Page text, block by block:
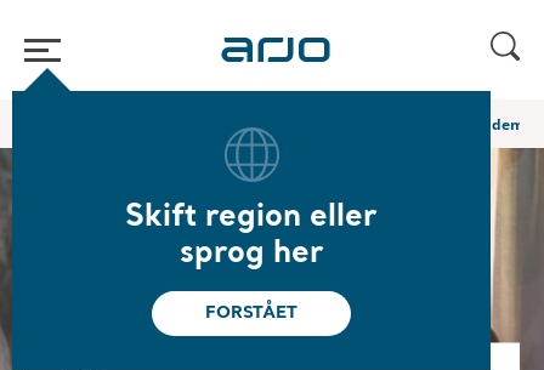
Skift region eller
sprog her
FORSTÅET
Løsninger til sundhedssektoren Løsninger inden for
Lad os styrke
bevægelsen inden for
pleje af demens